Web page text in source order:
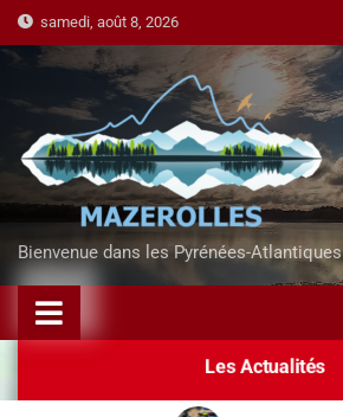
samedi, août 8, 2026
Bienvenue dans les Pyrénées-Atlantiques
Les Actualités